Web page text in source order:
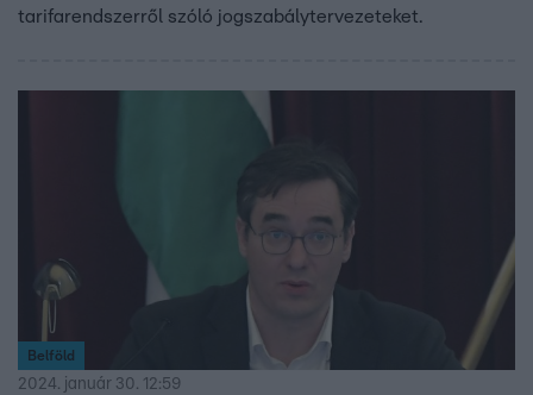
tarifarendszerről szóló jogszabálytervezeteket.
Belföld
2024. január 30. 12:59